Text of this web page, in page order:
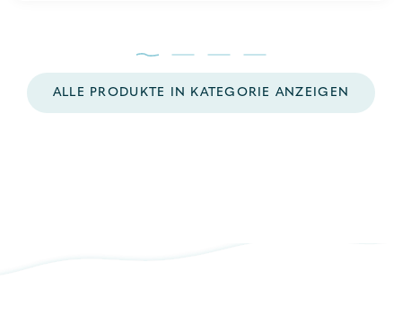
ALLE PRODUKTE IN KATEGORIE ANZEIGEN